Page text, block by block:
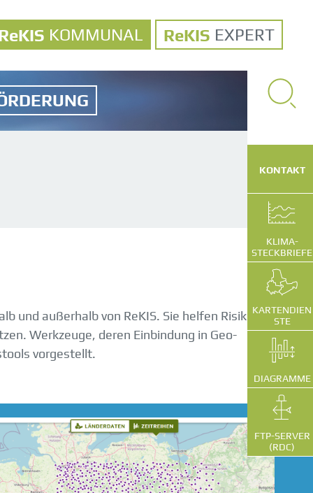
KOMMUNAL EXPERT
und außerhalb von ReKIS. Sie helfen Risiken
Werkzeuge, deren Einbindung in Geo-
vorgestellt.
KONTAKT
KLIMA-
STECKBRIEFE
KARTENDIEN
STE
DIAGRAMME
FTP-SERVER
(RDC)